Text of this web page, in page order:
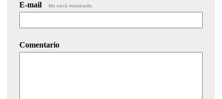
E-mail No será mostrado.
Comentario